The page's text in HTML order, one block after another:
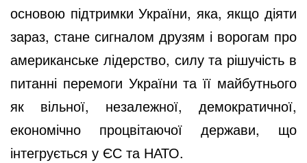
основою підтримки України, яка, якщо діяти
зараз, стане сигналом друзям і ворогам про
американське лідерство, силу та рішучість в
питанні перемоги України та її майбутнього
як вільної, незалежної, демократичної,
економічно процвітаючої держави, що
інтегрується у ЄС та НАТО.